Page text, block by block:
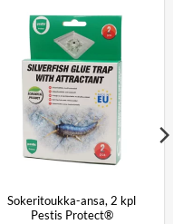
Sokeritoukka-ansa, 2 kpl
Pestis Protect®